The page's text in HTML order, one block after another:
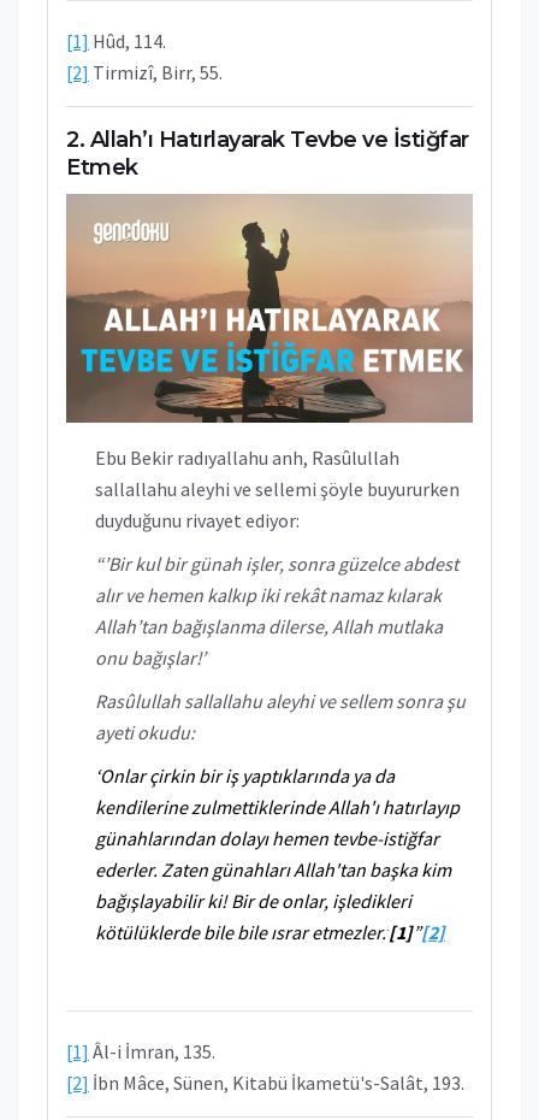
[1] Hûd, 114.
[2] Tirmizî, Birr, 55.
Allah’ı Hatırlayarak Tevbe ve İstiğfar
Etmek
Ebu Bekir radıyallahu anh, Rasûlullah
sallallahu aleyhi ve sellemi şöyle buyururken
duyduğunu rivayet ediyor:
“’Bir kul bir günah işler, sonra güzelce abdest
alır ve hemen kalkıp iki rekât namaz kılarak
Allah’tan bağışlanma dilerse, Allah mutlaka
onu bağışlar!’
Rasûlullah sallallahu aleyhi ve sellem sonra şu
ayeti okudu:
‘Onlar çirkin bir iş yaptıklarında ya da
kendilerine zulmettiklerinde Allah'ı hatırlayıp
günahlarından dolayı hemen tevbe-istiğfar
ederler. Zaten günahları Allah'tan başka kim
bağışlayabilir ki! Bir de onlar, işledikleri
kötülüklerde bile bile ısrar etmezler.’[1]”[2]
[1] Âl-i İmran, 135.
[2] İbn Mâce, Sünen, Kitabü İkametü's-Salât, 193.